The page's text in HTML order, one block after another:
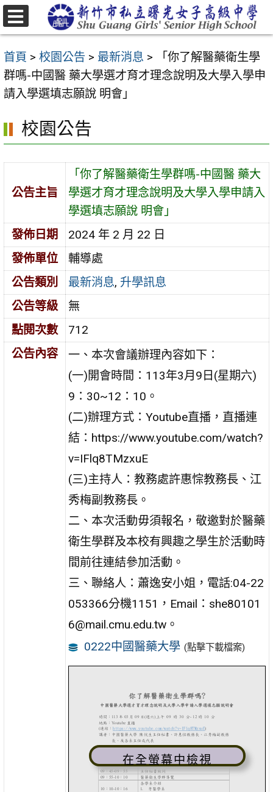
跳
至
要
內
容
首頁 > 校園公告 > 最新消息 >
「你了解醫藥衛生學
群嗎-中國醫 藥大學選才育才理念說明及大學入學申
請入學選填志願說 明會」
校園公告
公告主旨
「你了解醫藥衛生學群嗎-中國醫 藥大
學選才育才理念說明及大學入學申請入
學選填志願說 明會」
發佈日期
2024 年 2 月 22 日
發佈單位
輔導處
公告類別
最新消息, 升學訊息
公告等級
無
點閱次數
712
公告內容
一、本次會議辦理內容如下：
(一)開會時間：113年3月9日(星期六)
9：30~12：10。
(二)辦理方式：Youtube直播，直播連
結：https://www.youtube.com/watch?
v=IFlq8TMzxuE
(三)主持人：教務處許惠悰教務長、江
秀梅副教務長。
二、本次活動毋須報名，敬邀對於醫藥
衛生學群及本校有興趣之學生於活動時
間前往連結參加活動。
三、聯絡人：蕭逸安小姐，電話:04-22
053366分機1151，Email：she80101
6@mail.cmu.edu.tw。
0222中國醫藥大學 (點擊下載檔案)
在全螢幕中檢視
選
單